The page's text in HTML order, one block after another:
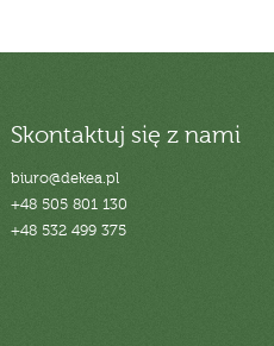
Skontaktuj się z nami
biuro@dekea.pl
+48 505 801 130
+48 532 499 375